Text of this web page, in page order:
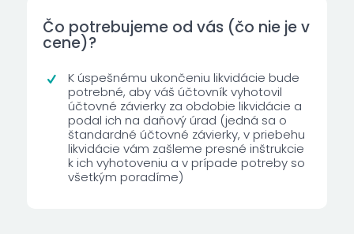
Čo potrebujeme od vás (čo nie je v
cene)?
K úspešnému ukončeniu likvidácie bude
potrebné, aby váš účtovník vyhotovil
účtovné závierky za obdobie likvidácie a
podal ich na daňový úrad (jedná sa o
štandardné účtovné závierky, v priebehu
likvidácie vám zašleme presné inštrukcie
k ich vyhotoveniu a v prípade potreby so
všetkým poradíme)